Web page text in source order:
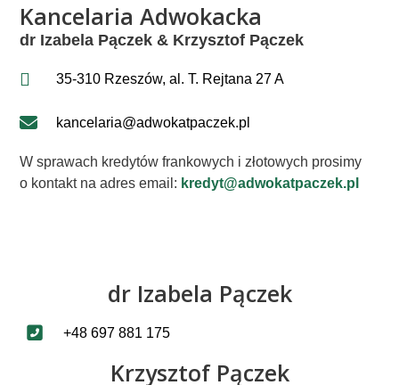
Kancelaria Adwokacka
dr Izabela Pączek & Krzysztof Pączek
35-310 Rzeszów, al. T. Rejtana 27 A
kancelaria@adwokatpaczek.pl
W sprawach kredytów frankowych i złotowych prosimy
o kontakt na adres email: kredyt@adwokatpaczek.pl
dr Izabela Pączek
+48 697 881 175
Krzysztof Pączek